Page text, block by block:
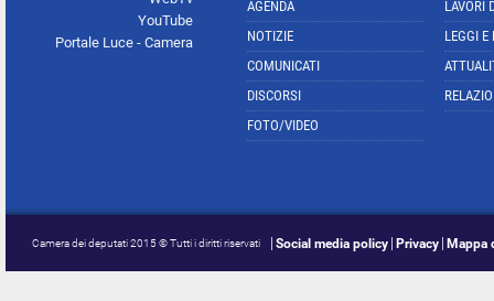
YouTube
Portale Luce - Camera
AGENDA
NOTIZIE
COMUNICATI
DISCORSI
FOTO/VIDEO
LAVORI
LEGGI E
Camera dei deputati 2015 © Tutti i diritti riservati Social media policy Privacy Mappa